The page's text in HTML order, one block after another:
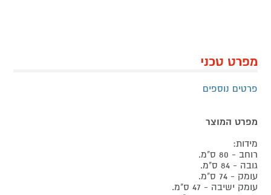
מפרט טכני
פרטים נוספים
מפרט המוצר
מידות:
רוחב - 80 ס"מ.
גובה - 84 ס"מ.
עומק - 74 ס"מ.
עומק ישיבה - 47 ס"מ.